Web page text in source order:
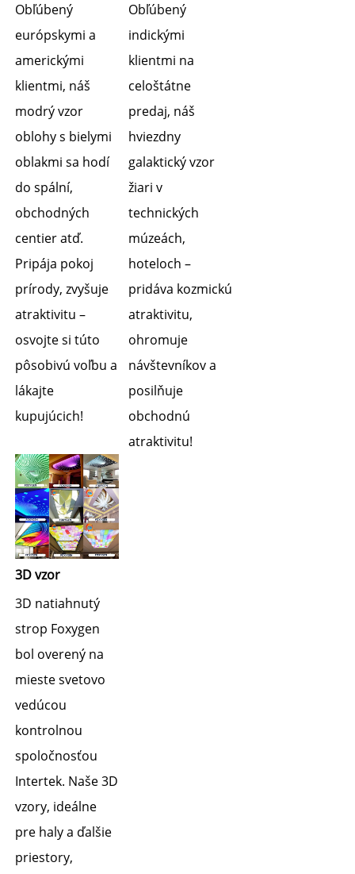
Obľúbený
európskymi a
americkými
klientmi, náš
modrý vzor
oblohy s bielymi
oblakmi sa hodí
do spální,
obchodných
centier atď.
Pripája pokoj
prírody, zvyšuje
atraktivitu –
osvojte si túto
pôsobivú voľbu a
lákajte
kupujúcich!
Obľúbený
indickými
klientmi na
celoštátne
predaj, náš
hviezdny
galaktický vzor
žiari v
technických
múzeách,
hoteloch –
pridáva kozmickú
atraktivitu,
ohromuje
návštevníkov a
posilňuje
obchodnú
atraktivitu!
3D vzor
3D natiahnutý
strop Foxygen
bol overený na
mieste svetovo
vedúcou
kontrolnou
spoločnosťou
Intertek. Naše 3D
vzory, ideálne
pre haly a ďalšie
priestory,